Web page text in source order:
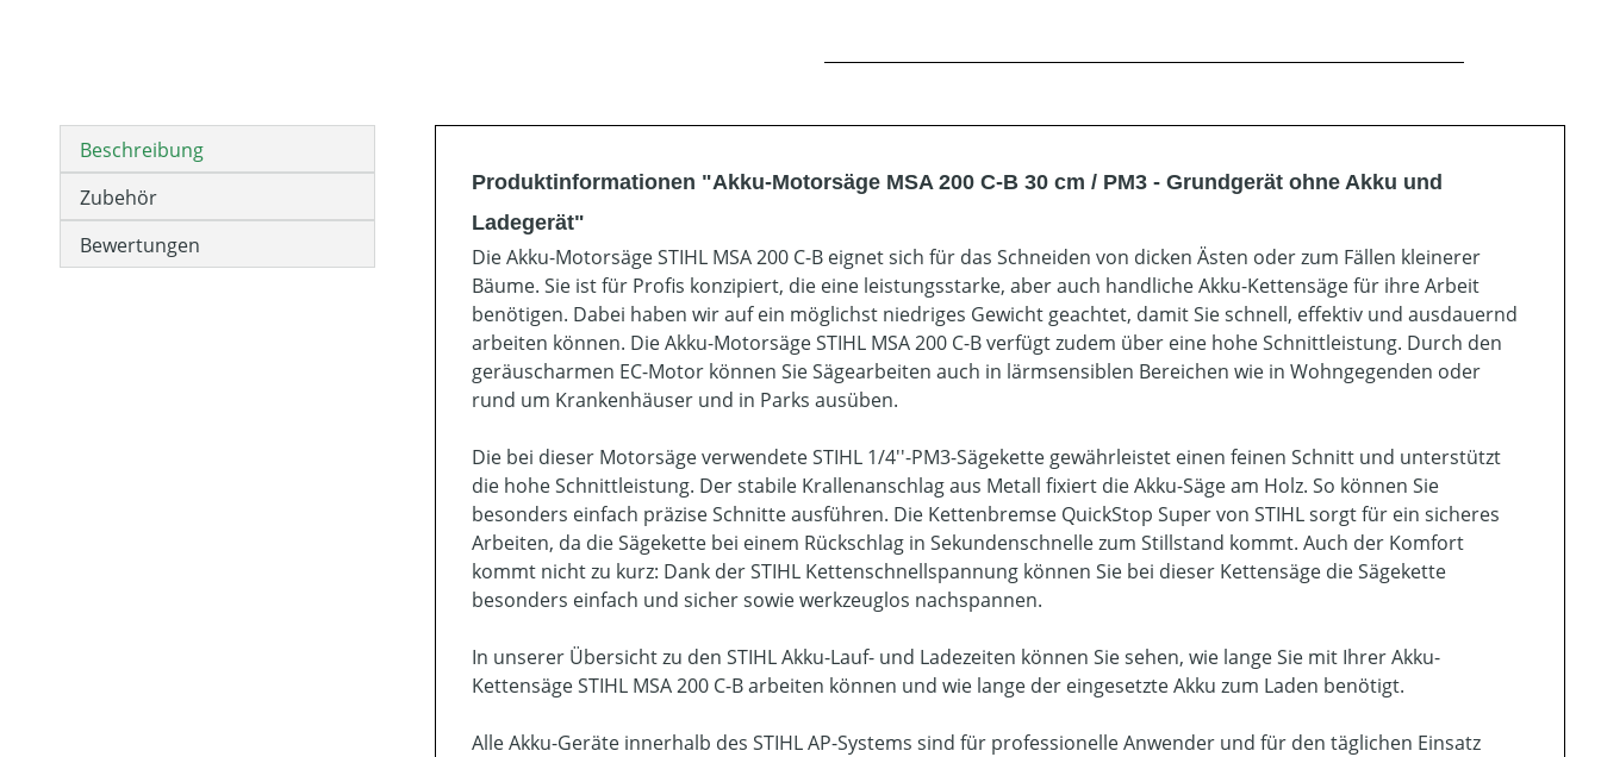
Beschreibung
Zubehör
Bewertungen
Produktinformationen "Akku-Motorsäge MSA 200 C-B 30 cm / PM3 - Grundgerät ohne Akku und
Ladegerät"
Die Akku-Motorsäge STIHL MSA 200 C-B eignet sich für das Schneiden von dicken Ästen oder zum Fällen kleinerer
Bäume. Sie ist für Profis konzipiert, die eine leistungsstarke, aber auch handliche Akku-Kettensäge für ihre Arbeit
benötigen. Dabei haben wir auf ein möglichst niedriges Gewicht geachtet, damit Sie schnell, effektiv und ausdauernd
arbeiten können. Die Akku-Motorsäge STIHL MSA 200 C-B verfügt zudem über eine hohe Schnittleistung. Durch den
geräuscharmen EC-Motor können Sie Sägearbeiten auch in lärmsensiblen Bereichen wie in Wohngegenden oder
rund um Krankenhäuser und in Parks ausüben.
Die bei dieser Motorsäge verwendete STIHL 1/4''-PM3-Sägekette gewährleistet einen feinen Schnitt und unterstützt
die hohe Schnittleistung. Der stabile Krallenanschlag aus Metall fixiert die Akku-Säge am Holz. So können Sie
besonders einfach präzise Schnitte ausführen. Die Kettenbremse QuickStop Super von STIHL sorgt für ein sicheres
Arbeiten, da die Sägekette bei einem Rückschlag in Sekundenschnelle zum Stillstand kommt. Auch der Komfort
kommt nicht zu kurz: Dank der STIHL Kettenschnellspannung können Sie bei dieser Kettensäge die Sägekette
besonders einfach und sicher sowie werkzeuglos nachspannen.
In unserer Übersicht zu den STIHL Akku-Lauf- und Ladezeiten können Sie sehen, wie lange Sie mit Ihrer Akku-
Kettensäge STIHL MSA 200 C-B arbeiten können und wie lange der eingesetzte Akku zum Laden benötigt.
Alle Akku-Geräte innerhalb des STIHL AP-Systems sind für professionelle Anwender und für den täglichen Einsatz